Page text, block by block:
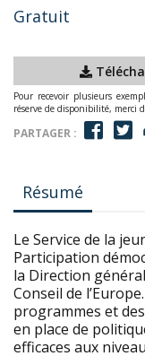
Gratuit
Pour recevoir plusieurs
réserve de disponibilité, merci
PARTAGER :
Résumé
Le Service de la
Participation
la Direction
Conseil de
programmes et
en place de
efficaces aux